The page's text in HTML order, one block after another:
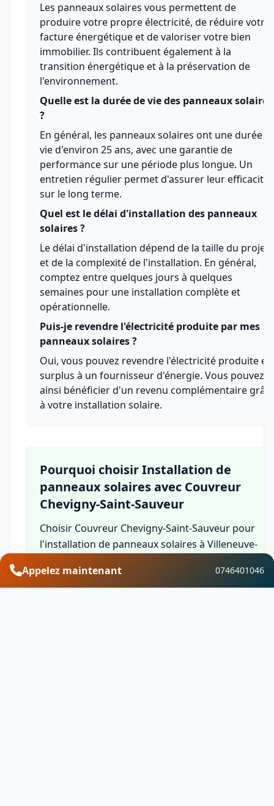
Les panneaux solaires vous permettent de
produire votre propre électricité, de réduire votre
facture énergétique et de valoriser votre bien
immobilier. Ils contribuent également à la
transition énergétique et à la préservation de
l'environnement.
Quelle est la durée de vie des panneaux solaires
?
En général, les panneaux solaires ont une durée
vie d'environ 25 ans, avec une garantie de
performance sur une période plus longue. Un
entretien régulier permet d'assurer leur efficacité
sur le long terme.
Quel est le délai d'installation des panneaux
solaires ?
Le délai d'installation dépend de la taille du projet
et de la complexité de l'installation. En général,
comptez entre quelques jours à quelques
semaines pour une installation complète et
opérationnelle.
Puis-je revendre l'électricité produite par mes
panneaux solaires ?
Oui, vous pouvez revendre l'électricité produite en
surplus à un fournisseur d'énergie. Vous pouvez
ainsi bénéficier d'un revenu complémentaire
à votre installation solaire.
Pourquoi choisir Installation de
panneaux solaires avec Couvreur
Chevigny-Saint-Sauveur
Choisir Couvreur Chevigny-Saint-Sauveur pour
l'installation de panneaux solaires à Villeneuve-
sous-Charigny dans le département Côte-d'Or,
bénéficier de l'expertise d'une équipe qualifiée, de
solutions sur-mesure, de garanties complètes et
Appelez maintenant 0746401046